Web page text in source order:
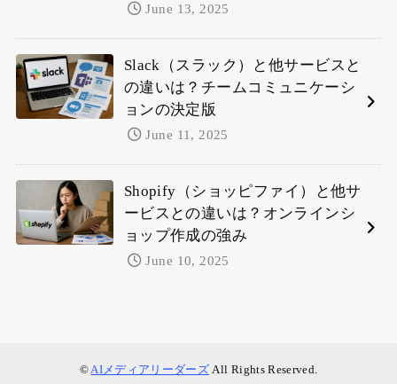
June 13, 2025
Slack（スラック）と他サービスと
の違いは？チームコミュニケーシ
ョンの決定版
June 11, 2025
Shopify（ショッピファイ）と他サ
ービスとの違いは？オンラインシ
ョップ作成の強み
June 10, 2025
©AIメディアリーダーズ All Rights Reserved.